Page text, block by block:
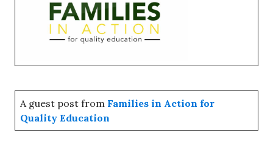
A guest post from Families in Action for
Quality Education